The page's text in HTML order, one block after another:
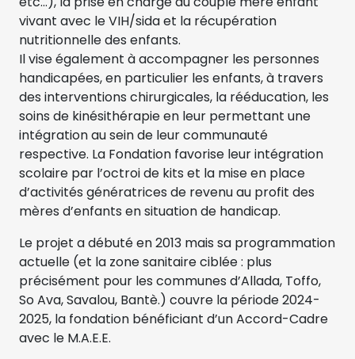
vivant avec le VIH/sida et la récupération
nutritionnelle des enfants.
Il vise également à accompagner les personnes
handicapées, en particulier les enfants, à travers
des interventions chirurgicales, la rééducation, les
soins de kinésithérapie en leur permettant une
intégration au sein de leur communauté
respective. La Fondation favorise leur intégration
scolaire par l’octroi de kits et la mise en place
d’activités génératrices de revenu au profit des
mères d’enfants en situation de handicap.
Le projet a débuté en 2013 mais sa programmation
actuelle (et la zone sanitaire ciblée : plus
précisément pour les communes d’Allada, Toffo,
So Ava, Savalou, Bantè.) couvre la période 2024-
2025, la fondation bénéficiant d’un Accord-Cadre
avec le M.A.E.E.